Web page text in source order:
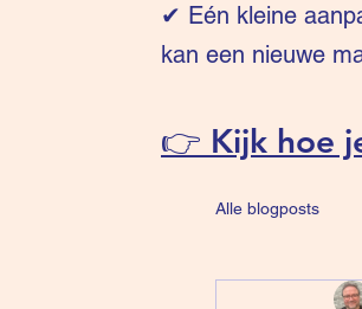
✔ Eén kleine
kan een nieuwe
👉 Kijk hoe
Alle blogposts